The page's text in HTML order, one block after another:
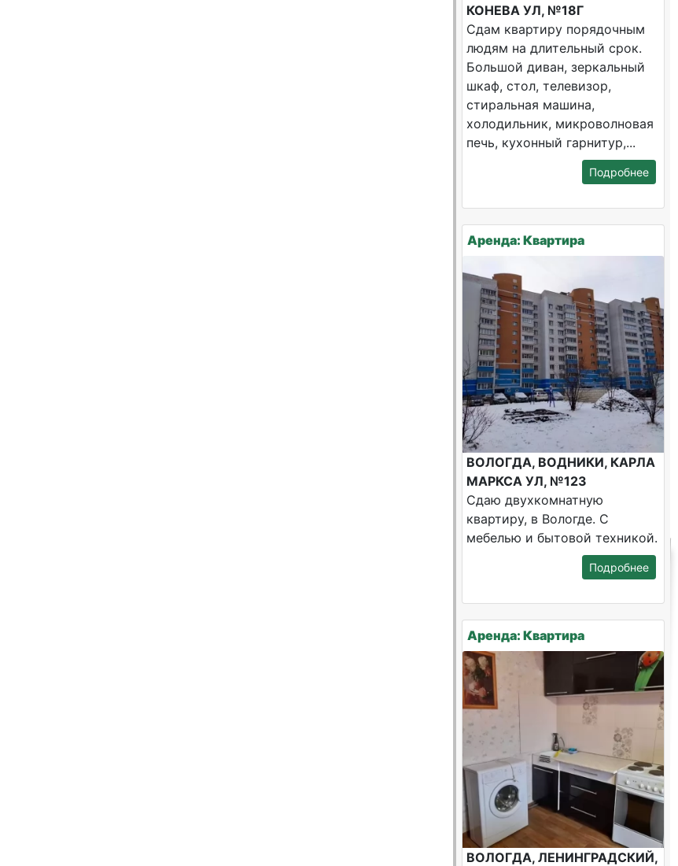
КОНЕВА УЛ, №18Г
Сдам квартиру порядочным
людям на длительный срок.
Большой диван, зеркальный
шкаф, стол, телевизор,
стиральная машина,
холодильник, микроволновая
печь, кухонный гарнитур,...
Подробнее
Аренда: Квартира
ВОЛОГДА, ВОДНИКИ, КАРЛА
МАРКСА УЛ, №123
Сдаю двухкомнатную
квартиру, в Вологде. С
мебелью и бытовой техникой.
Подробнее
Аренда: Квартира
ВОЛОГДА, ЛЕНИНГРАДСКИЙ,